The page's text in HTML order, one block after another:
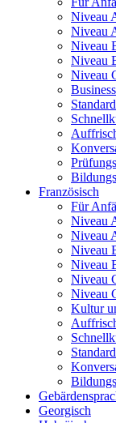
Niveau
Niveau
Niveau
Niveau
Niveau
Standard
Französisch
Für
Niveau
Niveau
Niveau
Niveau
Niveau
Niveau
Kultur
Georgisch